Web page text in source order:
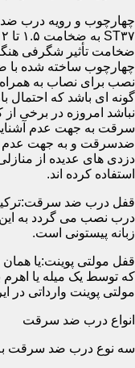
چهارچوب و رویه درب ضد
ضخامت تأثیر شگرفی
چهارچوب ساخته شده با
نصب برای نصاب به
گونه ای باشد که
نباشد امروزه در برخی
سرقت به جهت عدم
ضدسرقت و به جهت
دزدی های عدیده از
استفاده کرده اند.
قفل درب ضد
زبانه پیستونی است.
که توسط یک میله یا
مولتی پوینت وارداتی در ایران معمولاً
انواع درب ضد سرقت
سه نوع درب ضد سرقت به